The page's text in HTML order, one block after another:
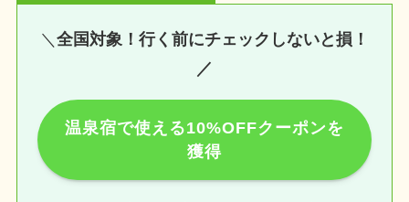
＼ 全国対象！行く前にチェックしないと損！
／
温泉宿で使える10%OFFクーポンを
獲得